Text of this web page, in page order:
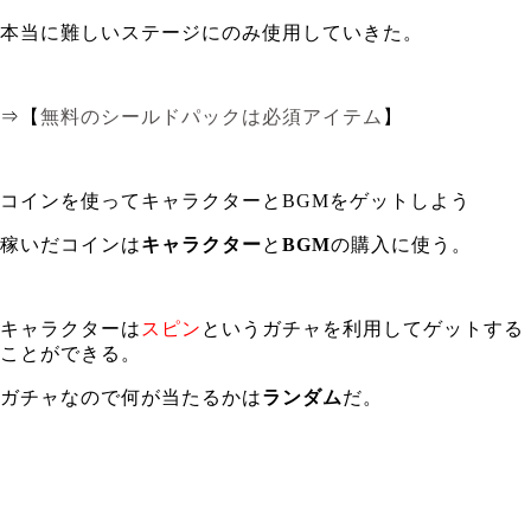
本当に難しいステージにのみ使用していきた。
⇒【 無料のシールドパックは必須アイテム 】
コインを使ってキャラクターとBGMをゲットしよう
稼いだコインはキャラクターと BGMの購入に使う。
キャラクターは スピン というガチャを利用してゲットする
ことができる。
ガチャなので何が当たるかはランダムだ。